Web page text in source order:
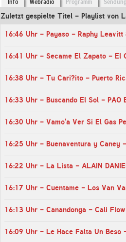
Info Webradio Programm
Zuletzt gespielte Titel - Playlist von
16:41 Uhr - Secame El Zapato - El
16:38 Uhr - Tu Cari?ito - Puerto
16:33 Uhr - Buscando El Sol - PAO
16:30 Uhr - Vamo'a Ver Si El Gas
16:25 Uhr - Buenaventura y Caney
16:17 Uhr - Cuentame - Los Van
16:13 Uhr - Canandonga - Cali
16:09 Uhr - Le Hace Falta Un Beso